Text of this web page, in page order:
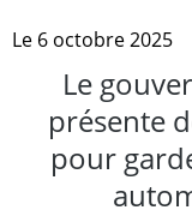
Le 6 octobre 2025
Le
présente
pour